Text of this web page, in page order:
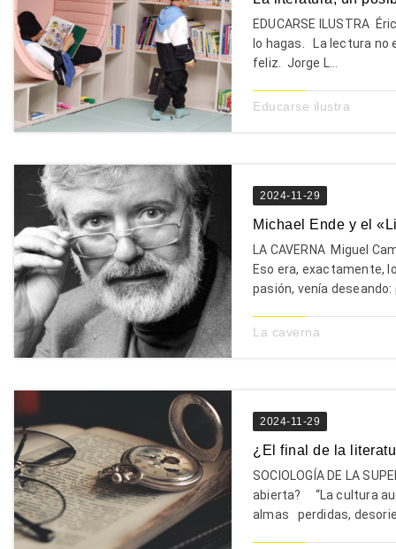
EDUCARSE ILUSTRA
lo hagas. La lectura no
feliz. Jorge L...
Educarse ilustra
2024-11-29
Michael Ende y el
LA CAVERNA Miguel
Eso era, exactamente,
pasión, venía deseando:
La caverna
2024-11-29
¿El final de la
SOCIOLOGÍA DE LA
abierta? “La cultura
almas perdidas,